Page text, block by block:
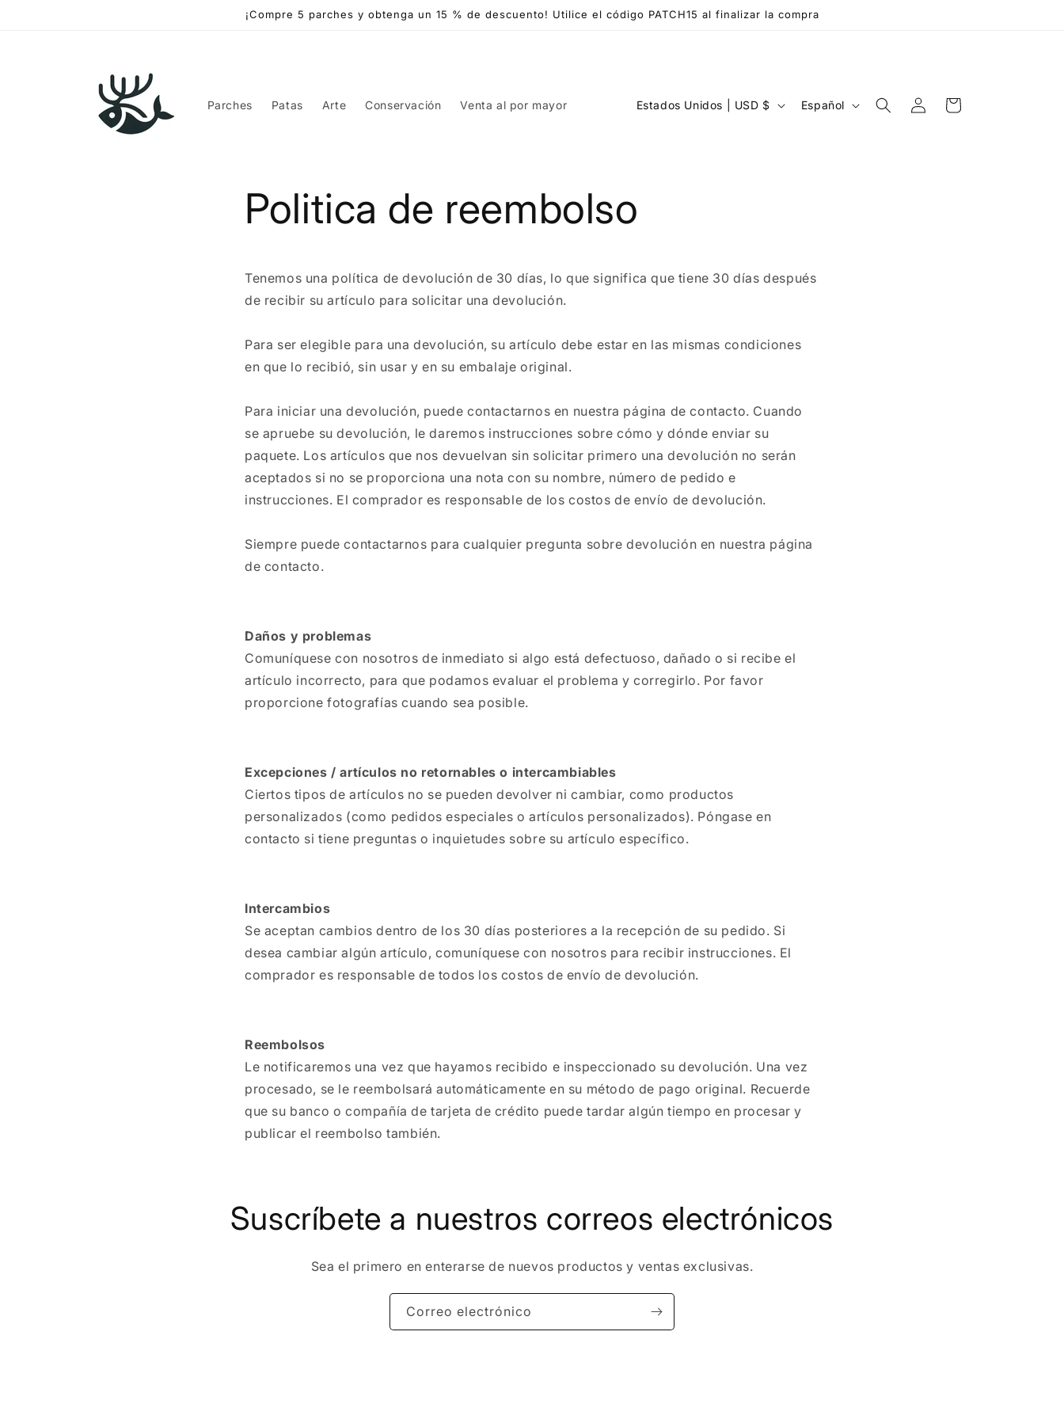
¡Compre 5 parches y obtenga un 15 % de descuento! Utilice el código PATCH15 al finalizar la compra
Parches Patas Arte Conservación Venta al por mayor
P
/
r
g
n
Estados Unidos | USD $ Español
Iniciar
sesión
Carrito
Politica de reembolso
Tenemos una política de devolución de 30 días, lo que significa que tiene 30 días después
de recibir su artículo para solicitar una devolución.
Para ser elegible para una devolución, su artículo debe estar en las mismas condiciones
en que lo recibió, sin usar y en su embalaje original.
Para iniciar una devolución, puede contactarnos en nuestra página de contacto. Cuando
se apruebe su devolución, le daremos instrucciones sobre cómo y dónde enviar su
paquete. Los artículos que nos devuelvan sin solicitar primero una devolución no serán
aceptados si no se proporciona una nota con su nombre, número de pedido e
instrucciones. El comprador es responsable de los costos de envío de devolución.
Siempre puede contactarnos para cualquier pregunta sobre devolución en nuestra página
de contacto.
Daños y problemas
Comuníquese con nosotros de inmediato si algo está defectuoso, dañado o si recibe el
artículo incorrecto, para que podamos evaluar el problema y corregirlo. Por favor
proporcione fotografías cuando sea posible.
Excepciones / artículos no retornables o intercambiables
Ciertos tipos de artículos no se pueden devolver ni cambiar, como productos
personalizados (como pedidos especiales o artículos personalizados). Póngase en
contacto si tiene preguntas o inquietudes sobre su artículo específico.
Intercambios
Se aceptan cambios dentro de los 30 días posteriores a la recepción de su pedido. Si
desea cambiar algún artículo, comuníquese con nosotros para recibir instrucciones. El
comprador es responsable de todos los costos de envío de devolución.
Reembolsos
Le notificaremos una vez que hayamos recibido e inspeccionado su devolución. Una vez
procesado, se le reembolsará automáticamente en su método de pago original. Recuerde
que su banco o compañía de tarjeta de crédito puede tardar algún tiempo en procesar y
publicar el reembolso también.
Suscríbete a nuestros correos electrónicos
Sea el primero en enterarse de nuevos productos y ventas exclusivas.
Correo electrónico